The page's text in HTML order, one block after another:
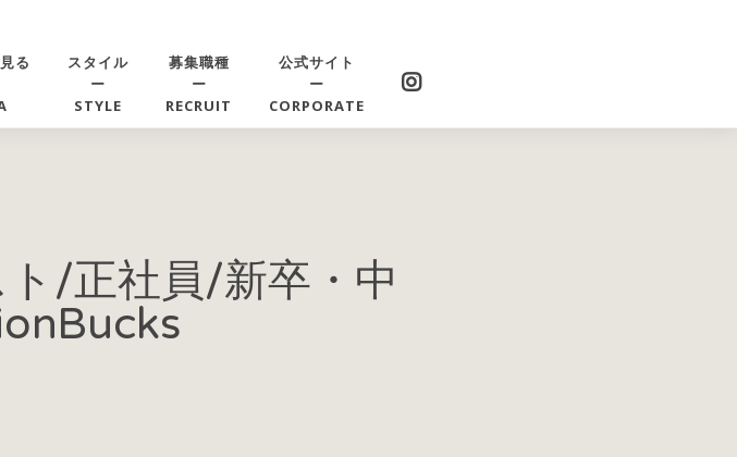
る
スタイル
ー
STYLE
募集職種
ー
RECRUIT
公式サイト
ー
CORPORATE
ト/正社員/新卒・中